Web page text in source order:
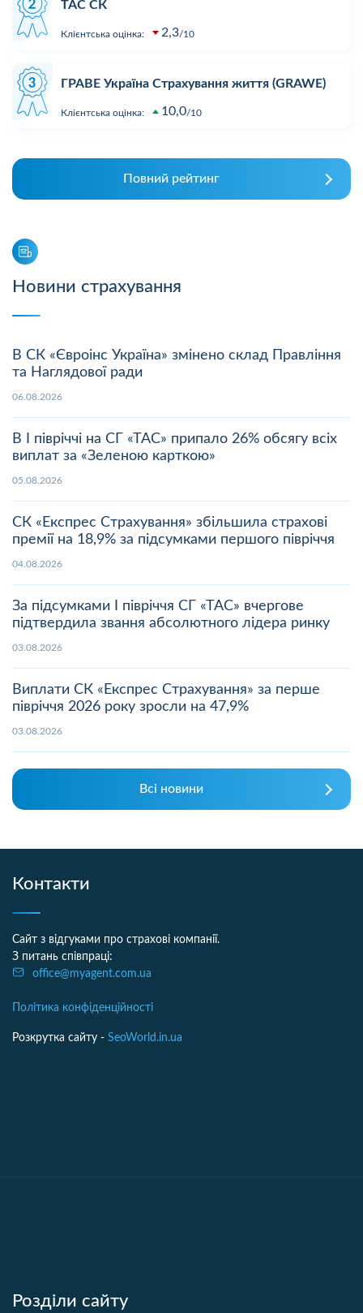
ТАС СК
Клієнтська оцінка: 2,3 10
ГРАВЕ Україна Страхування життя (GRAWE)
Клієнтська оцінка: 10,0 10
Повний рейтинг
Новини страхування
В СК «Євроінс Україна» змінено склад Правління
та Наглядової ради
06.08.2026
В І півріччі на СГ «ТАС» припало 26% обсягу всіх
виплат за «Зеленою карткою»
05.08.2026
СК «Експрес Страхування» збільшила страхові
премії на 18,9% за підсумками першого півріччя
04.08.2026
За підсумками І півріччя СГ «ТАС» вчергове
підтвердила звання абсолютного лідера ринку
03.08.2026
Виплати СК «Експрес Страхування» за перше
півріччя 2026 року зросли на 47,9%
03.08.2026
Всі новини
Контакти
Сайт з відгуками про страхові компанії.
З питань співпраці:
office@myagent.com.ua
Політика конфіденційності
Розкрутка сайту - SeoWorld.in.ua
Розділи сайту